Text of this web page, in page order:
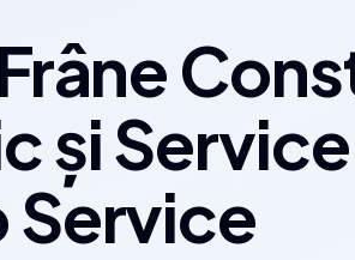
și Service
Service